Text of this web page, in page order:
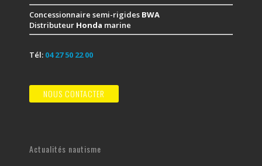
Concessionnaire semi-rigides BWA
Distributeur Honda marine
Tél: 04 27 50 22 00
NOUS CONTACTER
Actualités nautisme